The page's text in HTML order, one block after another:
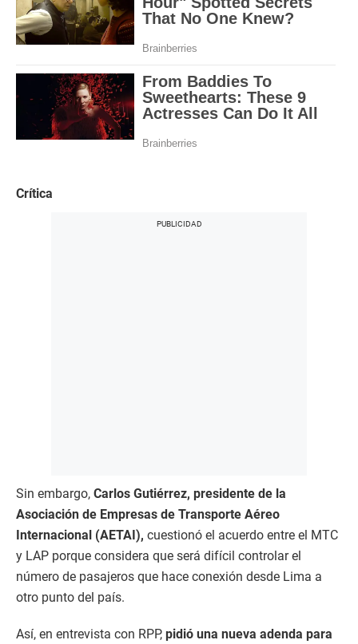
Crítica
Sin embargo, Carlos Gutiérrez, presidente de la
Asociación de Empresas de Transporte Aéreo
Internacional (AETAI), cuestionó el acuerdo entre el MTC
y LAP porque considera que será difícil controlar el
número de pasajeros que hace conexión desde Lima a
otro punto del país.
Así, en entrevista con RPP, pidió una nueva adenda para